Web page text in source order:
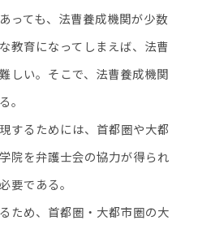
っても、法曹養成機関が少数
教育になってしまえば、法曹
しい。そこで、法曹養成機関
。
するためには、首都圏や大都
院を弁護士会の協力が得られ
要である。
ため、首都圏・大都市圏の大